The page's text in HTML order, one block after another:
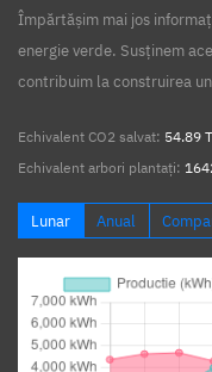
Împărtășim mai jos
energie verde. Susținem
contribuim la construirea
Echivalent CO2 salvat: 54.89
Echivalent arbori plantați:
Lunar Anual